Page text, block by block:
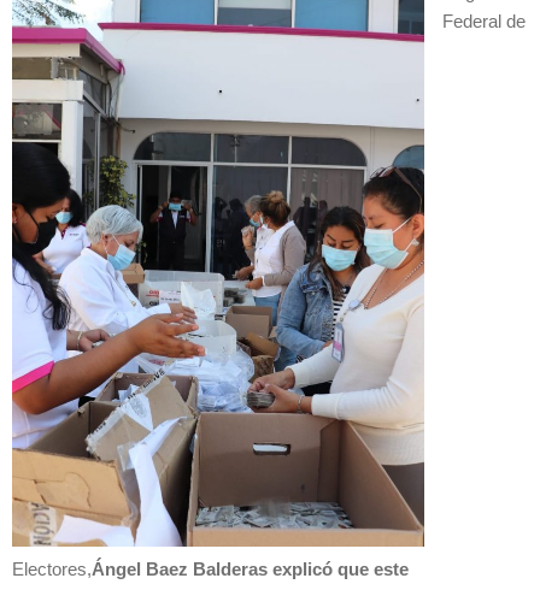
Federal de
Electores,Ángel Baez Balderas explicó que este